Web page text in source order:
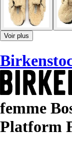
Voir plus
femme
Platform